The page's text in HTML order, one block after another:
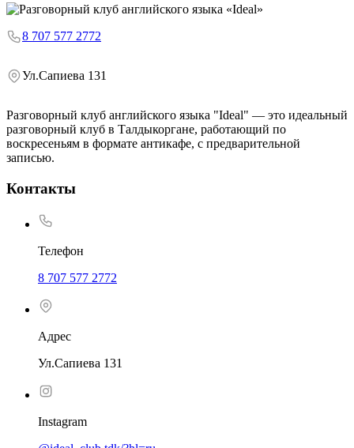
8 707 577 2772
Ул.Сапиева 131
Разговорный клуб английского языка "Ideal" — это идеальный
разговорный клуб в Талдыкоргане, работающий по
воскресеньям в формате антикафе, с предварительной
записью.
Контакты
Телефон
8 707 577 2772
Адрес
Ул.Сапиева 131
Instagram